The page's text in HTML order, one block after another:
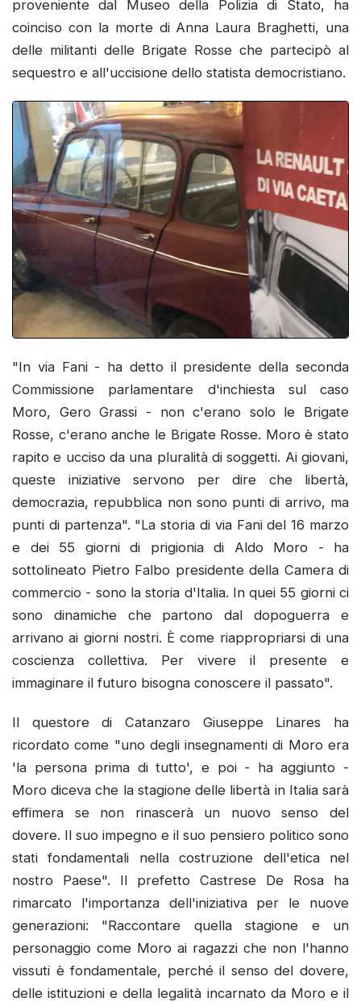
proveniente dal Museo della Polizia di Stato, ha
coinciso con la morte di Anna Laura Braghetti, una
delle militanti delle Brigate Rosse che partecipò al
sequestro e all'uccisione dello statista democristiano.
"In via Fani - ha detto il presidente della seconda
Commissione parlamentare d'inchiesta sul caso
Moro, Gero Grassi - non c'erano solo le Brigate
Rosse, c'erano anche le Brigate Rosse. Moro è stato
rapito e ucciso da una pluralità di soggetti. Ai giovani,
queste iniziative servono per dire che libertà,
democrazia, repubblica non sono punti di arrivo, ma
punti di partenza". "La storia di via Fani del 16 marzo
e dei 55 giorni di prigionia di Aldo Moro - ha
sottolineato Pietro Falbo presidente della Camera di
commercio - sono la storia d'Italia. In quei 55 giorni ci
sono dinamiche che partono dal dopoguerra e
arrivano ai giorni nostri. È come riappropriarsi di una
coscienza collettiva. Per vivere il presente e
immaginare il futuro bisogna conoscere il passato".
Il questore di Catanzaro Giuseppe Linares ha
ricordato come "uno degli insegnamenti di Moro era
'la persona prima di tutto', e poi - ha aggiunto -
Moro diceva che la stagione delle libertà in Italia sarà
effimera se non rinascerà un nuovo senso del
dovere. Il suo impegno e il suo pensiero politico sono
stati fondamentali nella costruzione dell'etica nel
nostro Paese". Il prefetto Castrese De Rosa ha
rimarcato l'importanza dell'iniziativa per le nuove
generazioni: "Raccontare quella stagione e un
personaggio come Moro ai ragazzi che non l'hanno
vissuti è fondamentale, perché il senso del dovere,
delle istituzioni e della legalità incarnato da Moro e il